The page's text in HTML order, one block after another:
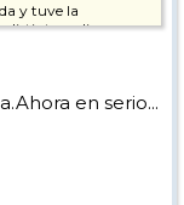
y tuve la
distinto radio.
de giro es más
máxima pendiente:
en serio...